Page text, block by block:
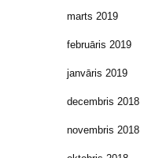
marts 2019
februāris 2019
janvāris 2019
decembris 2018
novembris 2018